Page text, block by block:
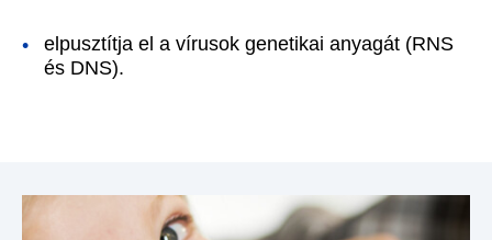
elpusztítja el a vírusok genetikai anyagát (RNS
és DNS).